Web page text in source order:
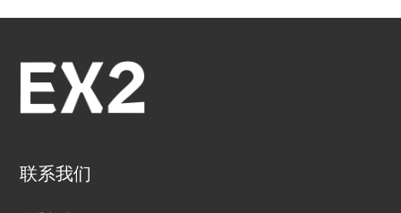
联系我们